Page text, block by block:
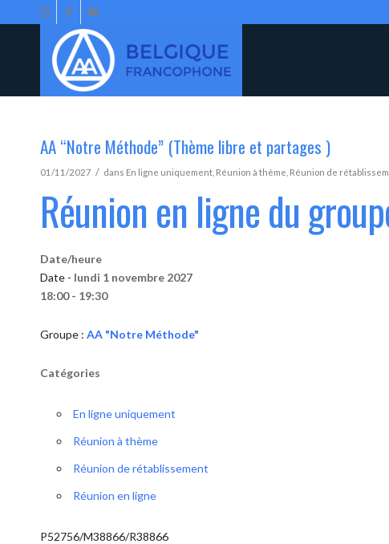
AA “Notre Méthode” (Thème libre et partages )
01/11/2027 / dans En ligne uniquement Réunion à thème Réunion de
Réunion en ligne du
Date/heure
Date - lundi 1 novembre 2027
18:00 - 19:30
Groupe : AA "Notre Méthode"
Catégories
En ligne uniquement
Réunion à thème
Réunion de rétablissement
Réunion en ligne
P52756/M38866/R38866